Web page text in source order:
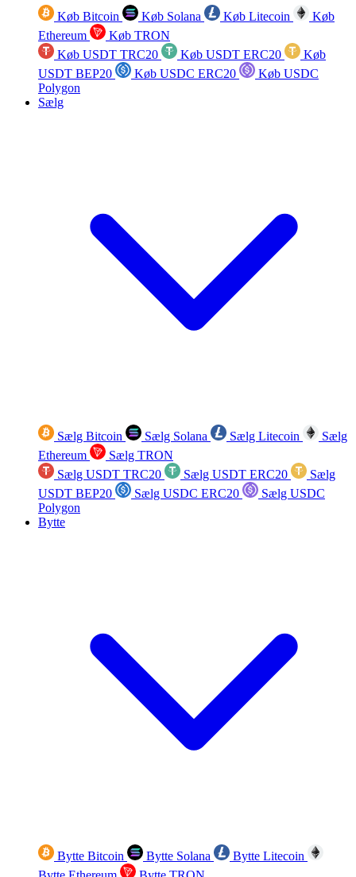
Køb Bitcoin Køb Solana Køb Litecoin
Køb
Ethereum
Køb TRON
Køb USDT TRC20
Køb USDT ERC20
Køb
USDT BEP20
Køb USDC ERC20
Køb USDC
Polygon
Sælg
Sælg Bitcoin Sælg Solana Sælg Litecoin
Sælg
Ethereum
Sælg TRON
Sælg USDT TRC20
Sælg USDT ERC20
Sælg
USDT BEP20
Sælg USDC ERC20
Sælg USDC
Polygon
Bytte
Bytte Bitcoin Bytte Solana
Bytte Litecoin